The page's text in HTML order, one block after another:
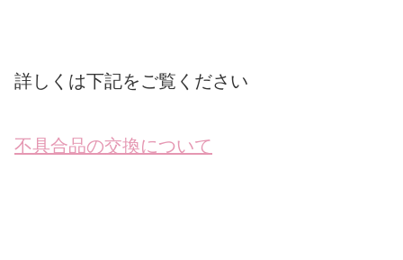
詳しくは下記をご覧ください
不具合品の交換について